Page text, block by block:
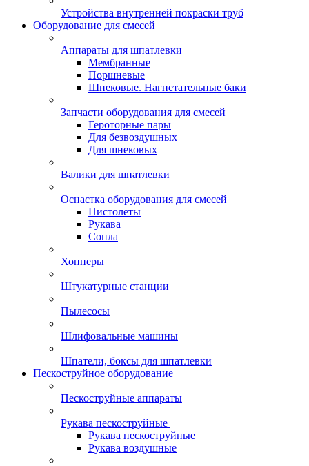
Устройства внутренней покраски труб
Оборудование для смесей
Аппараты для шпатлевки
Мембранные
Поршневые
Шнековые. Нагнетательные баки
Запчасти оборудования для смесей
Героторные пары
Для безвоздушных
Для шнековых
Валики для шпатлевки
Оснастка оборудования для смесей
Пистолеты
Рукава
Сопла
Хопперы
Штукатурные станции
Пылесосы
Шлифовальные машины
Шпатели, боксы для шпатлевки
Пескоструйное оборудование
Пескоструйные аппараты
Рукава пескоструйные
Рукава пескоструйные
Рукава воздушные